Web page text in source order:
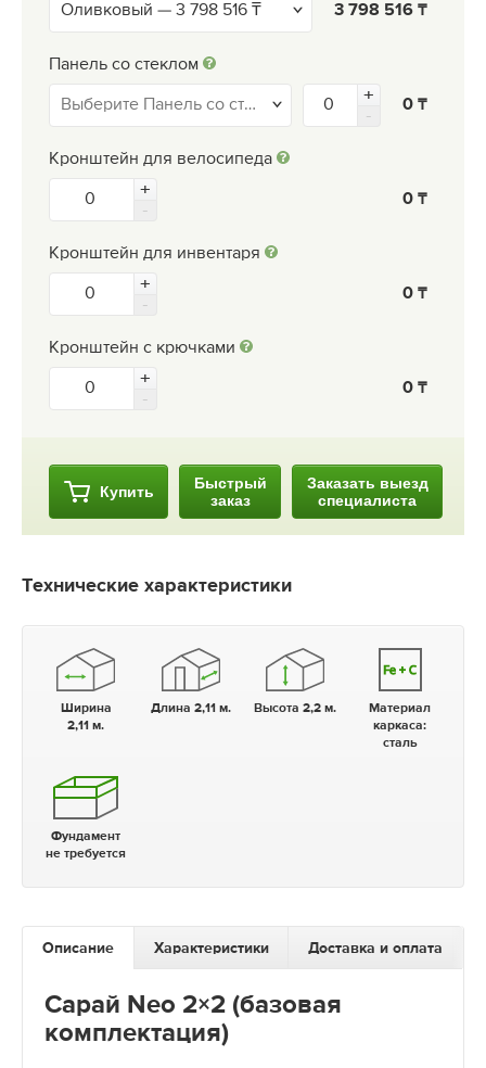
3 798 516
Панель со стеклом
0
Кронштейн для велосипеда
0
Кронштейн для инвентаря
0
Кронштейн с крючками
0
Купить
Быстрый
заказ
Заказать выезд
специалиста
Технические характеристики
Ширина
2,11 м.
Длина 2,11 м. Высота 2,2 м.
Материал
каркаса:
сталь
Фундамент
не требуется
Описание Характеристики Доставка и оплата
Сарай Neo 2×2 (базовая
комплектация)